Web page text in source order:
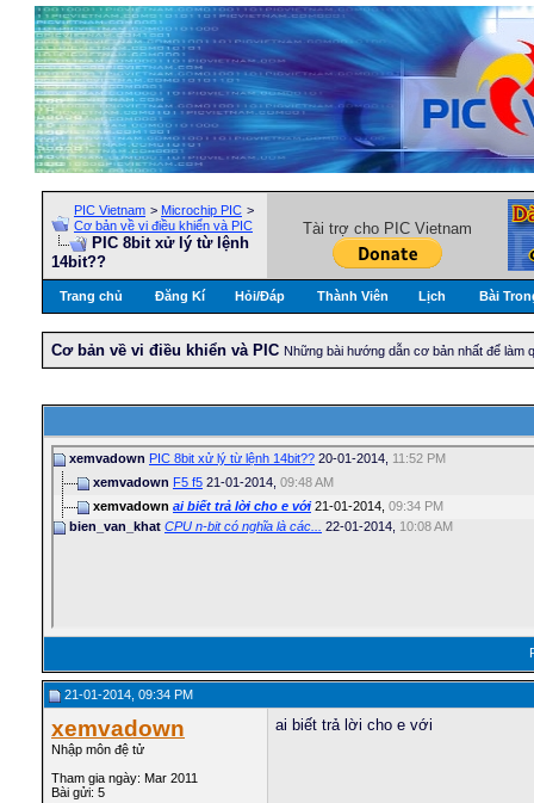
PIC Vietnam > Microchip PIC >
Cơ bản về vi điều khiển và PIC
PIC 8bit xử lý từ lệnh
14bit??
Tài trợ cho PIC Vietnam
Trang chủ Đăng Kí Hỏi/Ðáp Thành Viên Lịch Bài
Cơ bản về vi điều khiển và PIC Những bài hướng dẫn cơ bản nhất để làm
xemvadown PIC 8bit xử lý từ lệnh 14bit?? 20-01-2014, 11:52 PM
xemvadown F5 f5 21-01-2014, 09:48 AM
xemvadown ai biết trả lời cho e với21-01-2014, 09:34 PM
bien_van_khat CPU n-bit có nghĩa là các... 22-01-2014, 10:08 AM
21-01-2014, 09:34 PM
xemvadown
Nhập môn đệ tử
Tham gia ngày: Mar 2011
Bài gửi: 5
ai biết trả lời cho e với